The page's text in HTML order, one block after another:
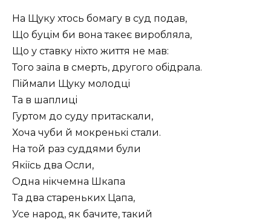
На Щуку хтось бомагу в суд подав,
Що буцiм би вона такеє виробляла,
Що у ставку нiхто життя не мав:
Того заïла в смерть, другого обiдрала.
Пiймали Щуку молодцi
Та в шаплицi
Гуртом до суду притаскали,
Хоча чуби й мокренькi стали.
На той раз суддями були
Якiïсь два Осли,
Одна нiкчемна Шкапа
Та два стареньких Цапа,
Усе народ, як бачите, такий